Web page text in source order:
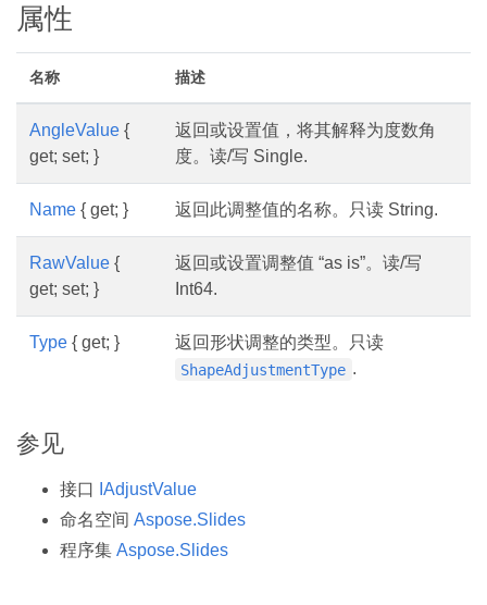
属性
名称 描述
AngleValue {
get; set; }
返回或设置值，将其解释为度数角
度。读/写 Single.
Name { get; } 返回此调整值的名称。只读 String.
RawValue {
get; set; }
返回或设置调整值 “as is”。读/写
Int64.
Type { get; } 返回形状调整的类型。只读
ShapeAdjustmentType .
参见
接口 IAdjustValue
命名空间 Aspose.Slides
程序集 Aspose.Slides